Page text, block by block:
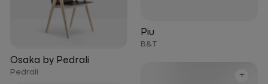
Piu
B&T
Osaka by Pedrali
Pedrali +